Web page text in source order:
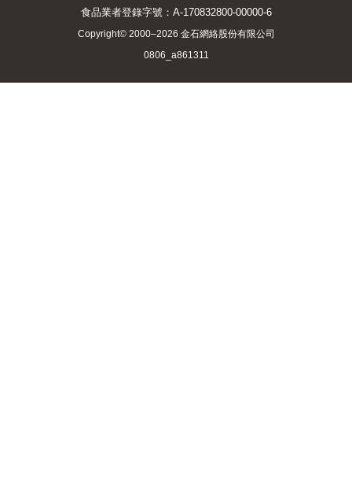
食品業者登錄字號：A-170832800-00000-6
Copyright© 2000–2026 金石網絡股份有限公司
0806_a861311